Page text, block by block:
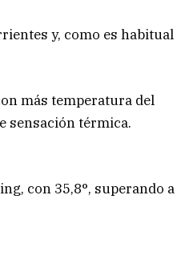
y, como es habitual
más temperatura del
sensación térmica.
con 35,8°, superando a